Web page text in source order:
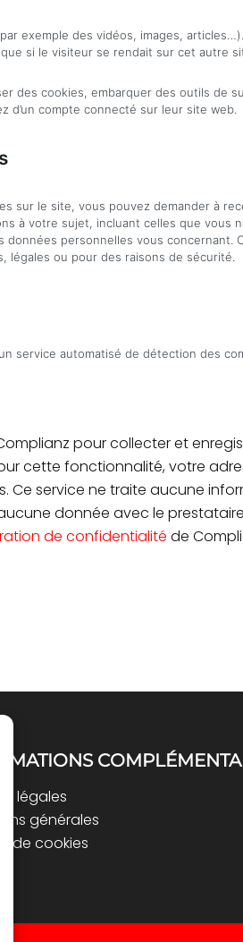
exemple des vidéos, images,
si le visiteur se rendait sur cet autre
des cookies, embarquer des outils de
d’un compte connecté sur leur site web.
sur le site, vous pouvez demander à
à votre sujet, incluant celles que vous
personnelles vous concernant.
légales ou pour des raisons de sécurité.
service automatisé de détection des
pour collecter et
cette fonctionnalité, votre
Ce service ne traite aucune
donnée avec le
de confidentialité de
légales
générales
de cookies